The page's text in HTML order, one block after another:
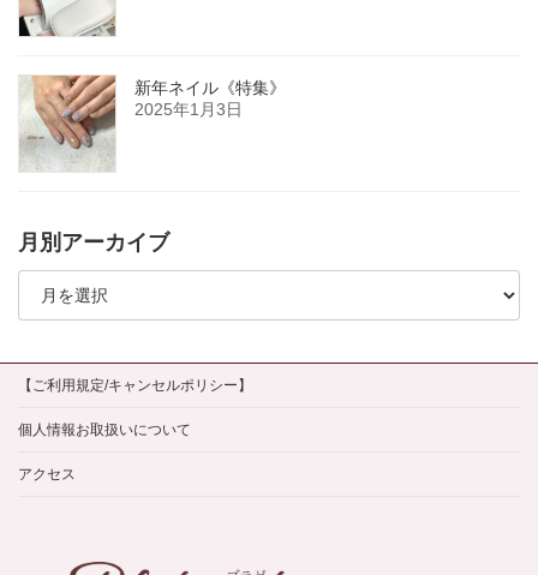
新年ネイル《特集》
2025年1月3日
月別アーカイブ
月
イ
ブ
【ご利用規定/キャンセルポリシー】
個人情報お取扱いについて
アクセス